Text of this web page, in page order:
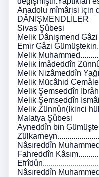
Anadolu mîmârisi için
DÂNİŞMENDLİLER
Sivas Şûbesi
Melik Dânişmend
Emir Gâzi
Melik
Melik İmâdeddîn
Melik Nizâmeddîn
Melik Mücâhid
Melik Şemseddîn
Melik Şemseddîn
Melik Zünnûn(İkinci
Malatya Şûbesi
Ayneddîn bin
Nâsıreddîn
Fahreddîn
Nâsıreddîn